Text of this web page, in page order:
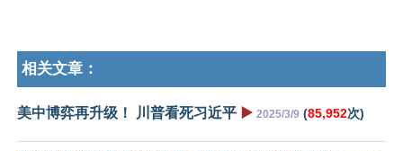
相关文章：
美中博弈再升级！ 川普看死习近平 ▶️ 2025/3/9 (85,952次)